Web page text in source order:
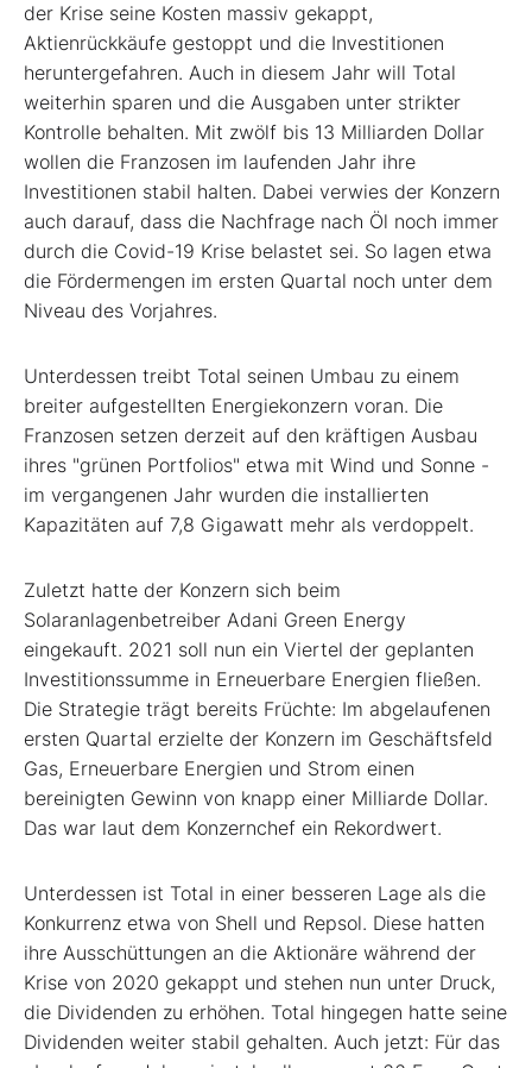
der Krise seine Kosten massiv gekappt,
Aktienrückkäufe gestoppt und die Investitionen
heruntergefahren. Auch in diesem Jahr will Total
weiterhin sparen und die Ausgaben unter strikter
Kontrolle behalten. Mit zwölf bis 13 Milliarden Dollar
wollen die Franzosen im laufenden Jahr ihre
Investitionen stabil halten. Dabei verwies der Konzern
auch darauf, dass die Nachfrage nach Öl noch immer
durch die Covid-19 Krise belastet sei. So lagen etwa
die Fördermengen im ersten Quartal noch unter dem
Niveau des Vorjahres.
Unterdessen treibt Total seinen Umbau zu einem
breiter aufgestellten Energiekonzern voran. Die
Franzosen setzen derzeit auf den kräftigen Ausbau
ihres "grünen Portfolios" etwa mit Wind und Sonne -
im vergangenen Jahr wurden die installierten
Kapazitäten auf 7,8 Gigawatt mehr als verdoppelt.
Zuletzt hatte der Konzern sich beim
Solaranlagenbetreiber Adani Green Energy
eingekauft. 2021 soll nun ein Viertel der geplanten
Investitionssumme in Erneuerbare Energien fließen.
Die Strategie trägt bereits Früchte: Im abgelaufenen
ersten Quartal erzielte der Konzern im Geschäftsfeld
Gas, Erneuerbare Energien und Strom einen
bereinigten Gewinn von knapp einer Milliarde Dollar.
Das war laut dem Konzernchef ein Rekordwert.
Unterdessen ist Total in einer besseren Lage als die
Konkurrenz etwa von Shell und Repsol. Diese hatten
ihre Ausschüttungen an die Aktionäre während der
Krise von 2020 gekappt und stehen nun unter Druck,
die Dividenden zu erhöhen. Total hingegen hatte seine
Dividenden weiter stabil gehalten. Auch jetzt: Für das